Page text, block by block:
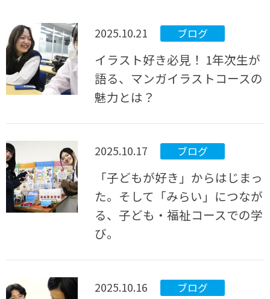
2025.10.21 ブログ
イラスト好き必見！ 1年次生が
語る、マンガイラストコースの
魅力とは？
2025.10.17 ブログ
「子どもが好き」からはじまっ
た。そして「みらい」につなが
る、子ども・福祉コースでの学
び。
2025.10.16 ブログ